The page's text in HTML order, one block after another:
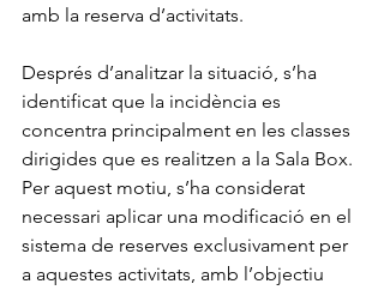
amb la reserva d’activitats.
Després d’analitzar la situació, s’ha
identificat que la incidència es
concentra principalment en les classes
dirigides que es realitzen a la Sala Box.
Per aquest motiu, s’ha considerat
necessari aplicar una modificació en el
sistema de reserves exclusivament per
a aquestes activitats, amb l’objectiu